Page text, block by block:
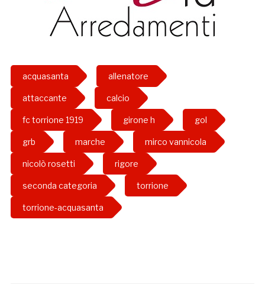
acquasanta allenatore
attaccante calcio
fc torrione 1919 girone h gol
grb marche mirco vannicola
nicolò rosetti rigore
seconda categoria torrione
torrione-acquasanta